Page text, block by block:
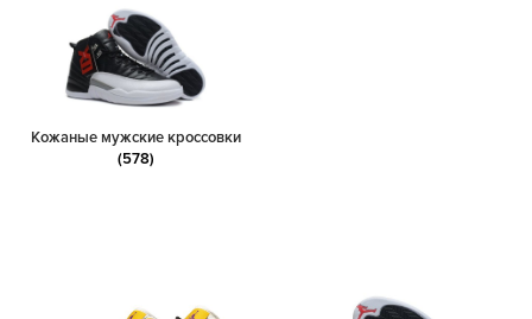
Кожаные мужские кроссовки
(578)